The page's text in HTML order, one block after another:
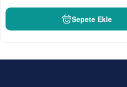
Sepete Ekle